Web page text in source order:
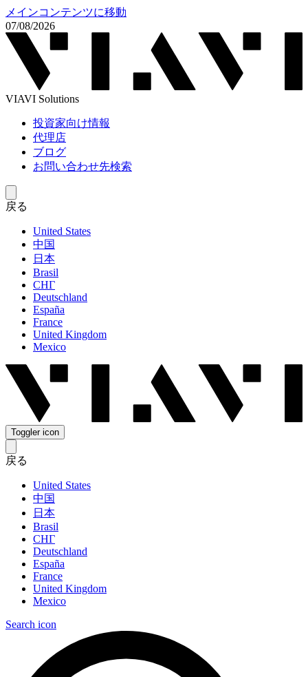
メインコンテンツに移動
07/08/2026
VIAVI Solutions
投資家向け情報
代理店
ブログ
お問い合わせ先検索
戻る
United States
中国
日本
Brasil
СНГ
Deutschland
España
France
United Kingdom
Mexico
Toggler icon
戻る
United States
中国
日本
Brasil
СНГ
Deutschland
España
France
United Kingdom
Mexico
Search icon